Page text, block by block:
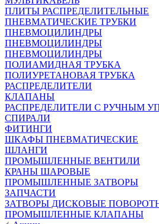
ПЛИТЫ РАСПРЕДЕЛИТЕЛЬНЫЕ
ПНЕВМАТИЧЕСКИЕ ТРУБКИ
ПНЕВМОЦИЛИНДРЫ
ПНЕВМОЦИЛИНДРЫ
ПНЕВМОЦИЛИНДРЫ
ПОЛИАМИДНАЯ ТРУБКА
ПОЛИУРЕТАНОВАЯ ТРУБКА
РАСПРЕДЕЛИТЕЛИ
КЛАПАНЫ
РАСПРЕДЕЛИТЕЛИ С РУЧНЫМ
СПИРАЛИ
ФИТИНГИ
ШКАФЫ ПНЕВМАТИЧЕСКИЕ
ШЛАНГИ
ПРОМЫШЛЕННЫЕ ВЕНТИЛИ
КРАНЫ ШАРОВЫЕ
ПРОМЫШЛЕННЫЕ ЗАТВОРЫ
ЗАПЧАСТИ
ЗАТВОРЫ ДИСКОВЫЕ
ПРОМЫШЛЕННЫЕ КЛАПАНЫ